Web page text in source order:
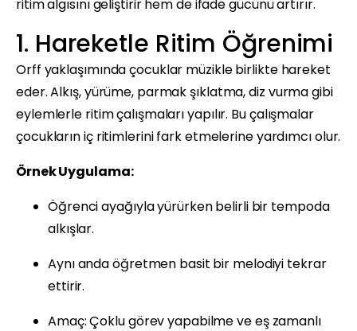
ritim algısını geliştirir hem de ifade gücünü artırır.
1. Hareketle Ritim Öğrenimi
Orff yaklaşımında çocuklar müzikle birlikte hareket
eder. Alkış, yürüme, parmak şıklatma, diz vurma gibi
eylemlerle ritim çalışmaları yapılır. Bu çalışmalar
çocukların iç ritimlerini fark etmelerine yardımcı olur.
Örnek Uygulama:
Öğrenci ayağıyla yürürken belirli bir tempoda
alkışlar.
Aynı anda öğretmen basit bir melodiyi tekrar
ettirir.
Amaç: Çoklu görev yapabilme ve eş zamanlı